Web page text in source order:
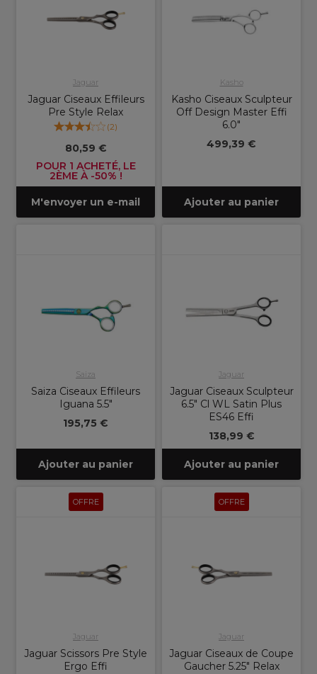
Jaguar
Jaguar Ciseaux Effileurs
Pre Style Relax
(2)
80,59 €
POUR 1 ACHETÉ, LE
2ÈME À -50% !
M'envoyer un e-mail
Kasho
Kasho Ciseaux Sculpteur
Off Design Master Effi
6.0"
499,39 €
Ajouter au panier
Saiza
Saiza Ciseaux Effileurs
Iguana 5.5"
195,75 €
Ajouter au panier
Jaguar
Jaguar Ciseaux Sculpteur
6.5" Cl WL Satin Plus
ES46 Effi
138,99 €
Ajouter au panier
OFFRE
Jaguar
Jaguar Scissors Pre Style
Ergo Effi
OFFRE
Jaguar
Jaguar Ciseaux de Coupe
Gaucher 5.25" Relax